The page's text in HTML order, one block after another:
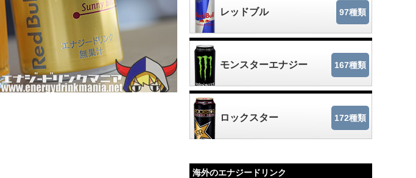
レッドブル 97種類
モンスターエナジー 167種類
ロックスター 172種類
海外のエナジードリンク